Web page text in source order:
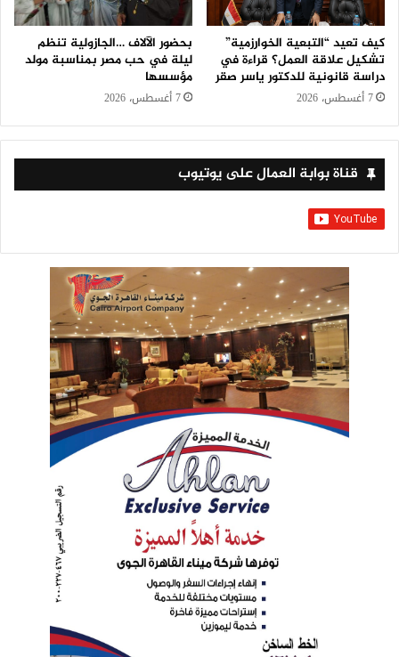
كيف تعيد “التبعية الخوارزمية”
تشكيل علاقة العمل؟ قراءة في
دراسة قانونية للدكتور ياسر صقر
7 أغسطس، 2026
بحضور الآلاف …الجازولية تنظم
ليلة في حب مصر بمناسبة مولد
مؤسسها
7 أغسطس، 2026
قناة بوابة العمال على يوتيوب